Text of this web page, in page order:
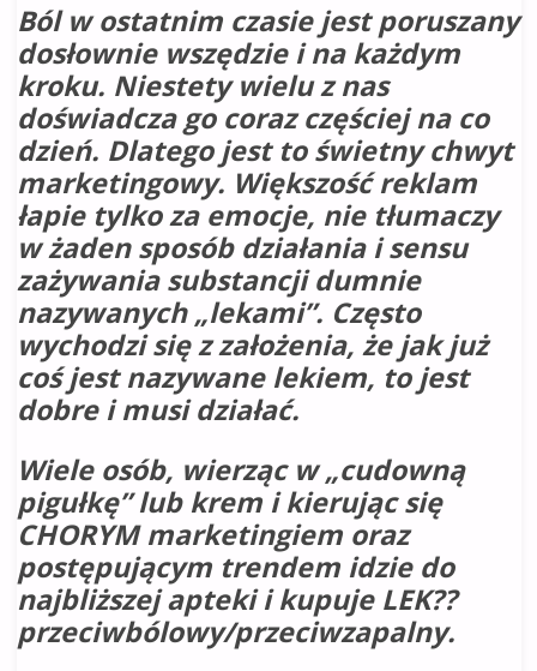
Ból w ostatnim czasie jest poruszany
dosłownie wszędzie i na każdym
kroku. Niestety wielu z nas
doświadcza go coraz częściej na co
dzień. Dlatego jest to świetny chwyt
marketingowy. Większość reklam
łapie tylko za emocje, nie tłumaczy
w żaden sposób działania i sensu
zażywania substancji dumnie
nazywanych „lekami”. Często
wychodzi się z założenia, że jak już
coś jest nazywane lekiem, to jest
dobre i musi działać.
Wiele osób, wierząc w „cudowną
pigułkę” lub krem i kierując się
CHORYM marketingiem oraz
postępującym trendem idzie do
najbliższej apteki i kupuje LEK??
przeciwbólowy/przeciwzapalny.